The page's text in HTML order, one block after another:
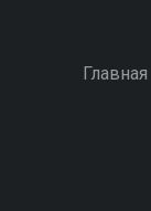
Главная